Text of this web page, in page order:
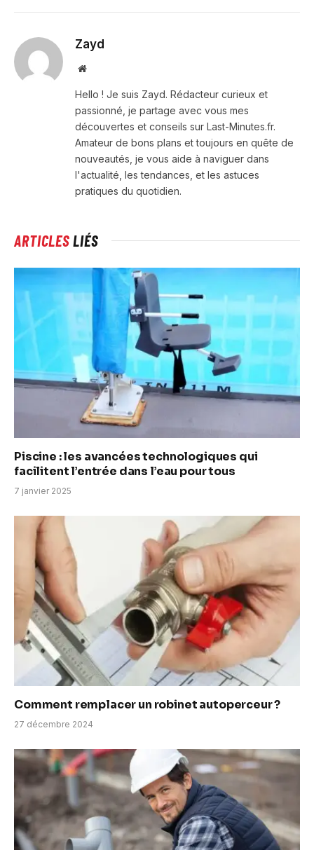
Zayd
Website
Hello ! Je suis Zayd. Rédacteur curieux et
passionné, je partage avec vous mes
découvertes et conseils sur Last-Minutes.fr.
Amateur de bons plans et toujours en quête de
nouveautés, je vous aide à naviguer dans
l'actualité, les tendances, et les astuces
pratiques du quotidien.
ARTICLESLIÉS
Piscine : les avancées technologiques qui
facilitent l’entrée dans l’eau pour tous
7 janvier 2025
Comment remplacer un robinet autoperceur ?
27 décembre 2024